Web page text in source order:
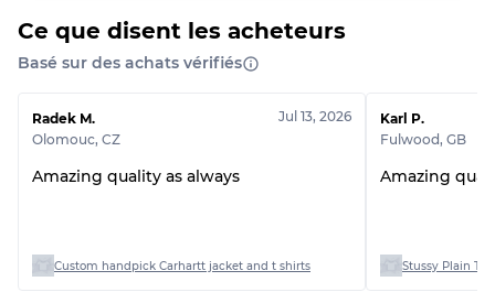
Ce que disent les acheteurs
Basé sur des achats vérifiés
Radek M.
Olomouc, CZ
Jul 13, 2026
Amazing quality as always
Custom handpick Carhartt jacket and t shirts
Karl P.
Fulwood, GB
Amazing
Stussy Plain T-